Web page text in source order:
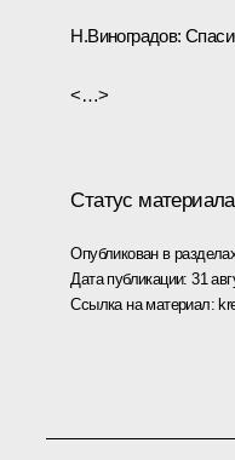
Н.Виноградов:
<…>
Статус материала
Опубликован в
Дата публикации:31
Ссылка на материал: